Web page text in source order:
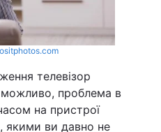
телевізор
проблема в
на пристрої
якими ви давно не